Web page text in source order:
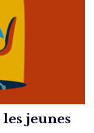
jeunes